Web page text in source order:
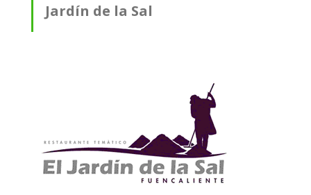
Jardín de la Sal